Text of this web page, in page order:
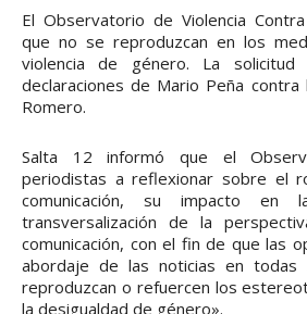
El Observatorio de Violencia
que no se reproduzcan en los
violencia de género. La
declaraciones de Mario Peña
Romero.
Salta 12 informó que el
periodistas a reflexionar sobre el
comunicación, su impacto en
transversalización de la
comunicación, con el fin de que las
abordaje de las noticias en todas
reproduzcan o refuercen los
la desigualdad de género».